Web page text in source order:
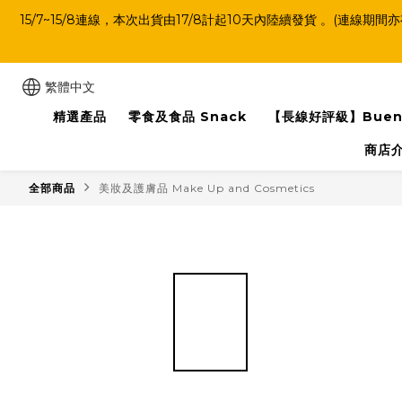
15/7~15/8連線，本次出貨由17/8計起10天內陸續發貨 。(連線期間
繁體中文
精選產品
零食及食品 Snack 【長線好評級】
商店
全部商品 美妝及護膚品 Make Up and Cosmetics